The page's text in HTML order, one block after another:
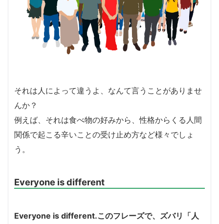
それは人によって違うよ、なんて言うことがありませ
んか？
例えば、それは食べ物の好みから、性格からくる人間
関係で起こる辛いことの受け止め方など様々でしょ
う。
Everyone is different
Everyone is different.このフレーズで、ズバリ「人